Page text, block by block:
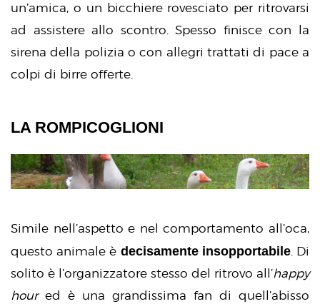
un’amica, o un bicchiere rovesciato per ritrovarsi
ad assistere allo scontro. Spesso finisce con la
sirena della polizia o con allegri trattati di pace a
colpi di birre offerte.
LA ROMPICOGLIONI
Simile nell’aspetto e nel comportamento all’oca,
questo animale è decisamente insopportabile. Di
solito è l’organizzatore stesso del ritrovo all’happy
houred è una grandissima fan di quell’abisso